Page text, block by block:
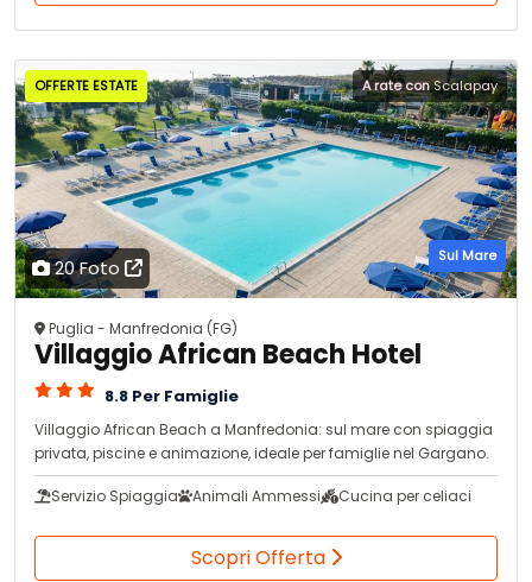
20 Foto
OFFERTE ESTATE A rate conScalapay
Sul Mare
Puglia - Manfredonia (FG)
Villaggio African Beach Hotel
8.8 Per Famiglie
Villaggio African Beach a Manfredonia: sul mare con spiaggia
privata, piscine e animazione, ideale per famiglie nel Gargano.
Servizio Spiaggia Animali Ammessi Cucina per celiaci
Scopri Offerta